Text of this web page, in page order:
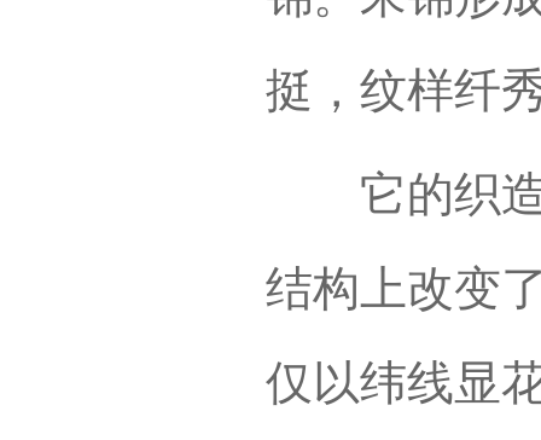
挺，纹样纤
它的织造
结构上改变
仅以纬线显